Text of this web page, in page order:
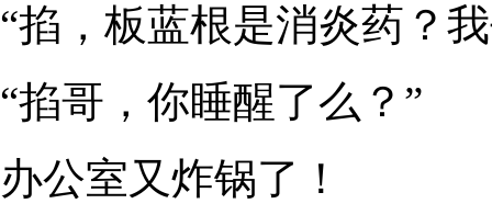
“掐，板蓝根是消炎药？
“掐哥，你睡醒了么？”
办公室又炸锅了！